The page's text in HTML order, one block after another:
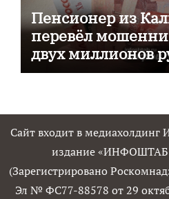
Пенсионер из
перевёл
двух миллионов
Сайт входит в
издание
(Зарегистрировано
Эл № ФС77-88578 от 29